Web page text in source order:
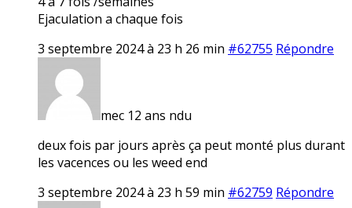
Ejaculation a chaque fois
3 septembre 2024 à 23 h 26 min #62755 Répondre
mec 12 ans ndu
deux fois par jours après ça peut monté plus durant
les vacences ou les weed end
3 septembre 2024 à 23 h 59 min #62759 Répondre